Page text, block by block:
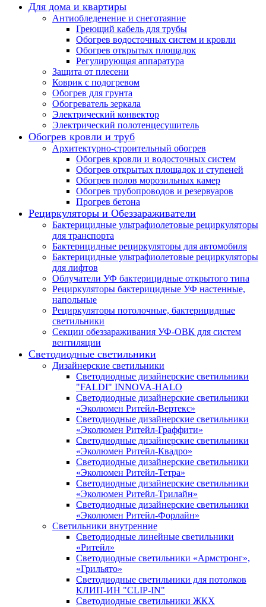
Для дома и квартиры
Антиобледенение и снеготаяние
Греющий кабель для трубы
Обогрев водосточных систем и кровли
Обогрев открытых площадок
Регулирующая аппаратура
Защита от плесени
Коврик с подогревом
Обогрев для грунта
Обогреватель зеркала
Электрический конвектор
Электрический полотенцесушитель
Обогрев кровли и труб
Архитектурно-строительный обогрев
Обогрев кровли и водосточных систем
Обогрев открытых площадок и ступеней
Обогрев полов морозильных камер
Обогрев трубопроводов и резервуаров
Прогрев бетона
Рециркуляторы и Обеззараживатели
Бактерицидные ультрафиолетовые рециркуляторы
для транспорта
Бактерицидные рециркуляторы для автомобиля
Бактерицидные ультрафиолетовые рециркуляторы
для лифтов
Облучатели УФ бактерицидные открытого типа
Рециркуляторы бактерицидные УФ настенные,
напольные
Рециркуляторы потолочные, бактерицидные
светильники
Секции обеззараживания УФ-ОВК для систем
вентиляции
Светодиодные светильники
Дизайнерские светильники
Светодиодные дизайнерские светильники
"FALDI" INNOVA-HALO
Светодиодные дизайнерские светильники
«Эколюмен Ритейл-Вертекс»
Светодиодные дизайнерские светильники
«Эколюмен Ритейл-Граффити»
Светодиодные дизайнерские светильники
«Эколюмен Ритейл-Квадро»
Светодиодные дизайнерские светильники
«Эколюмен Ритейл-Тетра»
Светодиодные дизайнерские светильники
«Эколюмен Ритейл-Трилайн»
Светодиодные дизайнерские светильники
«Эколюмен Ритейл-Форлайн»
Светильники внутренние
Светодиодные линейные светильники
«Ритейл»
Светодиодные светильники «Армстронг»,
«Грильято»
Светодиодные светильники для потолков
КЛИП-ИН "CLIP-IN"
Светодиодные светильники ЖКХ